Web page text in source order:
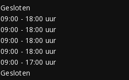
Gesloten
09:00 - 18:00 uur
09:00 - 18:00 uur
09:00 - 18:00 uur
09:00 - 18:00 uur
09:00 - 17:00 uur
Gesloten